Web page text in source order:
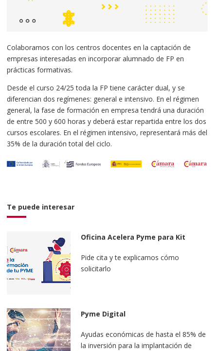
Colaboramos con los centros docentes en la captación de
empresas interesadas en incorporar alumnado de FP en
prácticas formativas.
Desde el curso 24/25 toda la FP tiene carácter dual, y se
diferencian dos regímenes: general e intensivo. En el régimen
general, la fase de formación en empresa tendrá una duración
de entre 500 y 600 horas y deberá estar repartida entre los dos
cursos escolares. En el régimen intensivo, representará más del
35% de la duración total del ciclo.
Te puede interesar
Oficina Acelera Pyme para Kit
Pide cita y te explicamos cómo
solicitarlo
Pyme Digital
Ayudas económicas de hasta el 85% de
la inversión para la implantación de